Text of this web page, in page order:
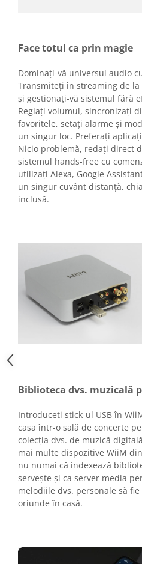
Face totul ca prin magie
Dominați-vă universul audio
Transmiteți în streaming de
și gestionați-vă sistemul fără
Reglați volumul, sincronizați
favoritele, setați alarme și
un singur loc. Preferați
Nicio problemă, redați direct
sistemul hands-free cu
utilizați Alexa, Google
un singur cuvânt distanță,
inclusă.
Biblioteca dvs. muzicală p
Introduceti stick-ul USB în
casa într-o sală de concerte
colecția dvs. de muzică
mai multe dispozitive WiiM
nu numai că indexează
servește și ca server media
melodiile dvs. personale să
oriunde în casă.